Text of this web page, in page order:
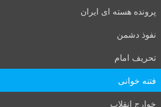
پرونده هسته ای ایران
نفوذ دشمن
تحریف امام
فتنه خوانی
خوارج انقلاب